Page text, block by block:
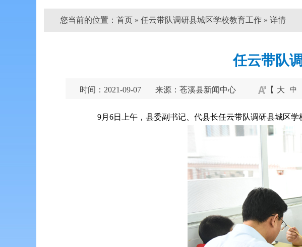
您当前的位置： 首页 » 任云带队调研县城区学校教育工作 » 详情
任云带队
时间：2021-09-07 来源：苍溪县新闻中心 【 大 中
9月6日上午，县委副书记、代县长任云带队调研县城区学